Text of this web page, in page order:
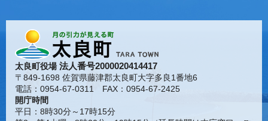
太良町役場法人番号2000020414417
〒849-1698 佐賀県藤津郡太良町大字多良1番地6
電話：0954-67-0311 FAX：0954-67-2425
開庁時間
平日：8時30分～17時15分